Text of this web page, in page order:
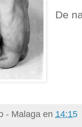
De
- Malaga en 14:15